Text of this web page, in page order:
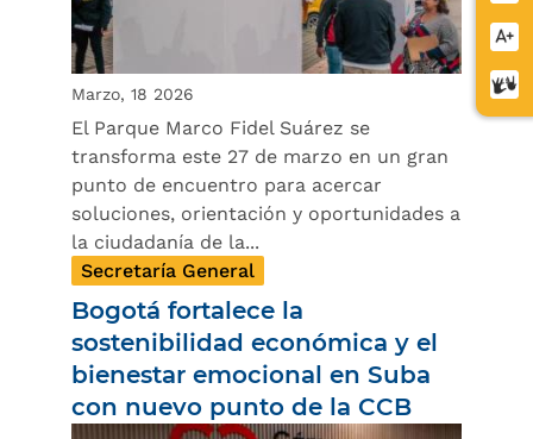
de
Marzo, 18 2026
El Parque Marco Fidel Suárez se
transforma este 27 de marzo en un gran
punto de encuentro para acercar
soluciones, orientación y oportunidades a
la ciudadanía de la...
Secretaría General
Bogotá fortalece la
sostenibilidad económica y el
bienestar emocional en Suba
con nuevo punto de la CCB